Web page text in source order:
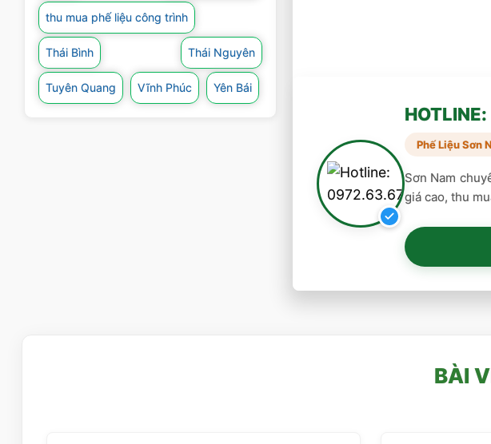
thu mua phế liệu công trình
Thái Bình Thái Nguyên
Tuyên Quang Vĩnh Phúc Yên Bái
Phế Liệu Sơn
Sơn Nam
giá cao, thu
BÀI